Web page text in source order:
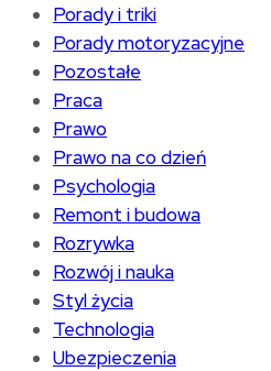
Porady i triki
Porady motoryzacyjne
Pozostałe
Praca
Prawo
Prawo na co dzień
Psychologia
Remont i budowa
Rozrywka
Rozwój i nauka
Styl życia
Technologia
Ubezpieczenia